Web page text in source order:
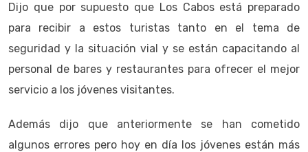
Dijo que por supuesto que Los Cabos está preparado
para recibir a estos turistas tanto en el tema de
seguridad y la situación vial y se están capacitando al
personal de bares y restaurantes para ofrecer el mejor
servicio a los jóvenes visitantes.
Además dijo que anteriormente se han cometido
algunos errores pero hoy en día los jóvenes están más